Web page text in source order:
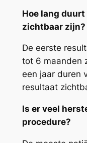
Hoe lang
zichtbaar zijn?
De eerste
tot 6 maanden
een jaar duren
resultaat
Is er veel
procedure?